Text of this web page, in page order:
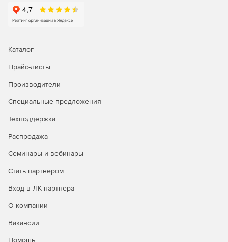
Каталог
Прайс-листы
Производители
Специальные предложения
Техподдержка
Распродажа
Семинары и вебинары
Стать партнером
Вход в ЛК партнера
О компании
Вакансии
Помощь